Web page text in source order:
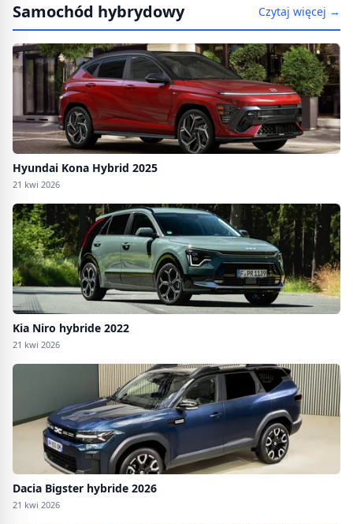
Samochód hybrydowy Czytaj więcej →
Hyundai Kona Hybrid 2025
21 kwi 2026
Kia Niro hybride 2022
21 kwi 2026
Dacia Bigster hybride 2026
21 kwi 2026